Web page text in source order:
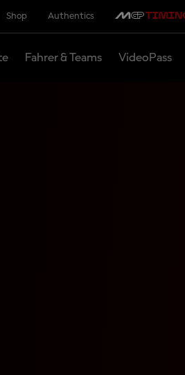
Shop Authentics
Fahrer & Teams VideoPass